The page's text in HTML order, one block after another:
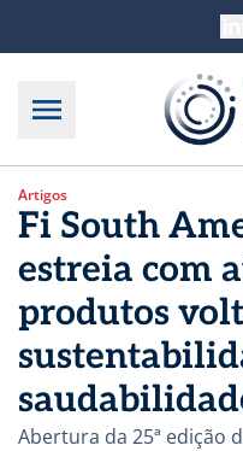
Artigos
Fi South
estreia com
produtos
Abertura da 25ª edição